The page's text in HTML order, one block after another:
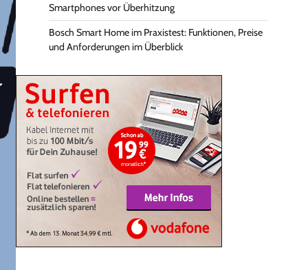
Smartphones vor Überhitzung
Bosch Smart Home im Praxistest: Funktionen, Preise
und Anforderungen im Überblick